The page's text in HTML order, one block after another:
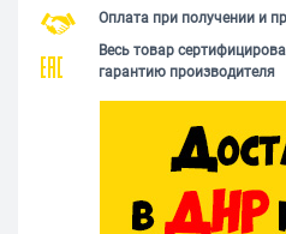
Оплата при получении и
Весь товар
гарантию производителя